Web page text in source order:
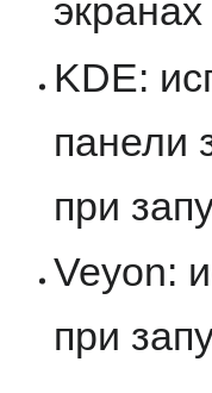
KDE:
панели
при
Veyon:
при